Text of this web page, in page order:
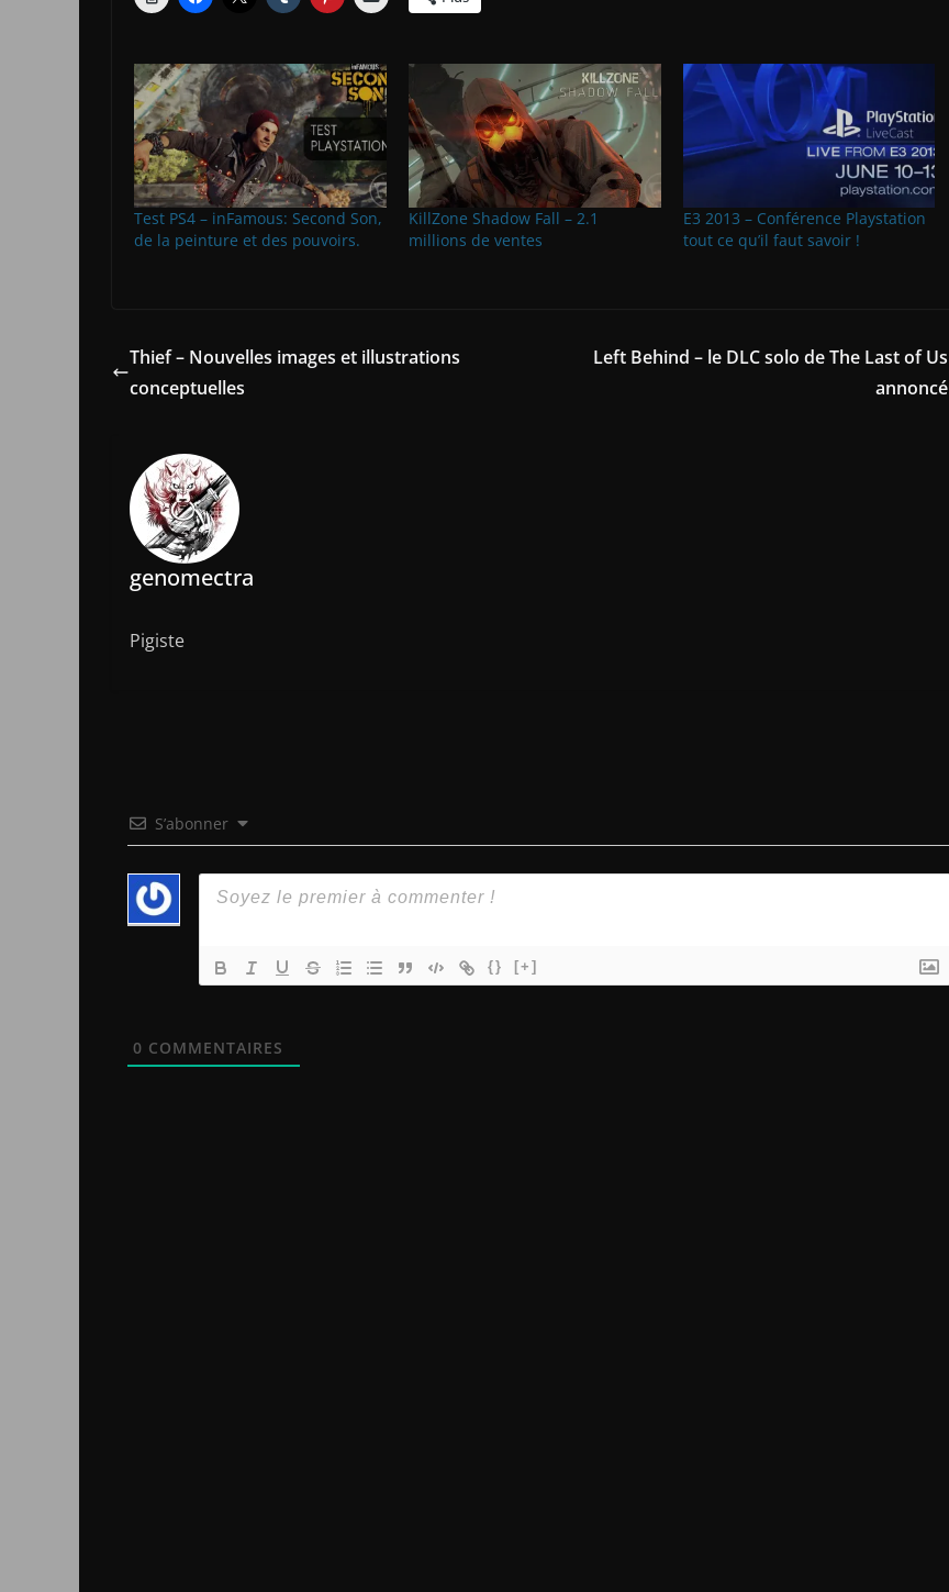
Test PS4 – inFamous: Second Son,
de la peinture et des pouvoirs.
KillZone Shadow Fall – 2.1
millions de ventes
E3 2013 – Conférence Playstation
tout ce qu’il faut savoir !
Thief – Nouvelles images et illustrations
conceptuelles
Left Behind – le DLC solo de The Last of Us
annoncé
genomectra
Pigiste
S’abonner
{} [+]
0 COMMENTAIRES